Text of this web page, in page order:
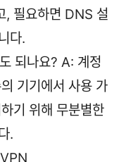
, 필요하면 DNS 설
다.
되나요? A: 계정
기기에서 사용 가
기 위해 무분별한
.